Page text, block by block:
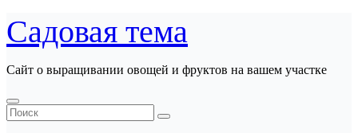
Перейти
к
содержанию
Садовая тема
Сайт о выращивании овощей и фруктов на вашем участке